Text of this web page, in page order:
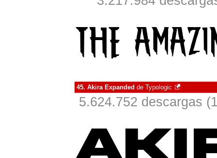
45. Akira Expanded de Typologic
5.624.752 descargas